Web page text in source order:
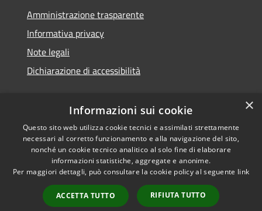
Amministrazione trasparente
Informativa privacy
Note legali
Dichiarazione di accessibilità
RSS
Accessibilità
Copyright © 2026 • Comune di
Municipium•
Accesso
×
Informazioni sui cookie
Questo sito web utilizza cookie tecnici e assimilati strettamente
necessari al corretto funzionamento e alla navigazione del sito,
nonché un cookie tecnico analitico al solo fine di elaborare
informazioni statistiche, aggregate e anonime.
Per maggiori dettagli, può consultare la cookie policy al seguente link
ACCETTA TUTTO RIFIUTA TUTTO